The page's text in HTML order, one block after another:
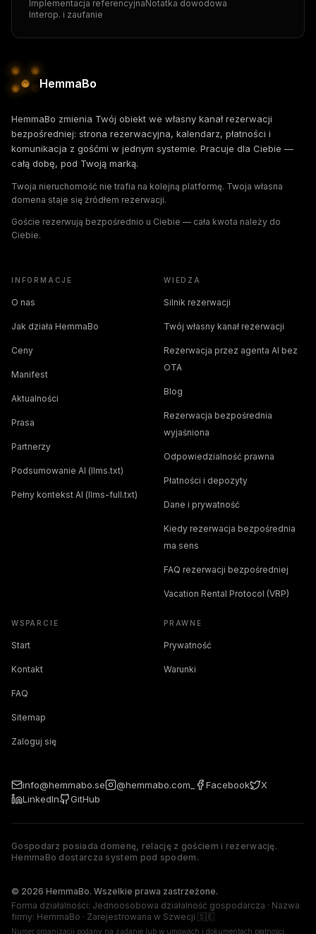
Implementacja referencyjnaNotatka dowodowa
Interop. i zaufanie
HemmaBo
HemmaBo zmienia Twój obiekt we własny kanał rezerwacji
bezpośredniej: strona rezerwacyjna, kalendarz, płatności i
komunikacja z gośćmi w jednym systemie. Pracuje dla Ciebie —
całą dobę, pod Twoją marką.
Twoja nieruchomość nie trafia na kolejną platformę. Twoja własna
domena staje się źródłem rezerwacji.
Goście rezerwują bezpośrednio u Ciebie — cała kwota należy do
Ciebie.
INFORMACJE
O nas
Jak działa HemmaBo
Ceny
Manifest
Aktualności
Prasa
Partnerzy
Podsumowanie AI (llms.txt)
Pełny kontekst AI (llms-full.txt)
WIEDZA
Silnik rezerwacji
Twój własny kanał rezerwacji
Rezerwacja przez agenta AI bez
OTA
Blog
Rezerwacja bezpośrednia
wyjaśniona
Odpowiedzialność prawna
Płatności i depozyty
Dane i prywatność
Kiedy rezerwacja bezpośrednia
ma sens
FAQ rezerwacji bezpośredniej
Vacation Rental Protocol (VRP)
WSPARCIE
Start
Kontakt
FAQ
Sitemap
Zaloguj się
PRAWNE
Prywatność
Warunki
info@hemmabo.se @hemmabo.com_ Facebook
X
LinkedIn
GitHub
Gospodarz posiada domenę, relację z gościem i rezerwację.
HemmaBo dostarcza system pod spodem.
© 2026 HemmaBo. Wszelkie prawa zastrzeżone.
Forma działalności: Jednoosobowa działalność gospodarcza · Nazwa
firmy: HemmaBo · Zarejestrowana w Szwecji 🇸🇪
Numer organizacji podany na żądanie lub w umowach i dokumentach płatności.